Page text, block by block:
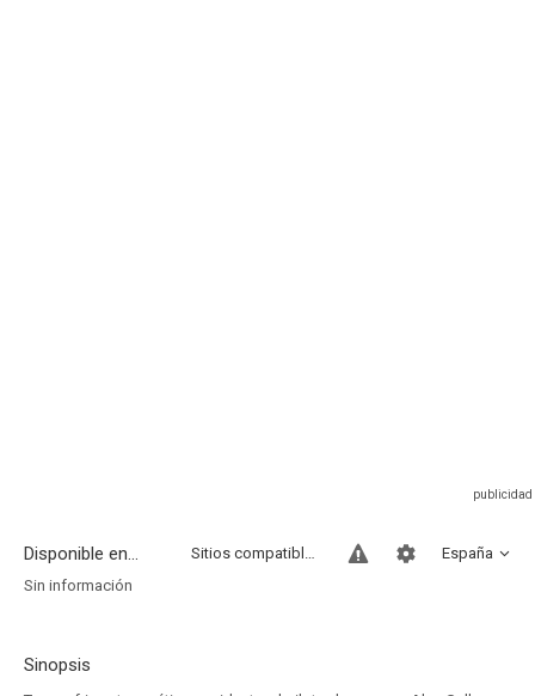
Disponible en... España
Sitios compatibles
Sin información
Sinopsis